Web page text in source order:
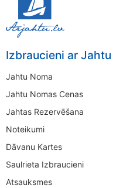
Izbraucieni ar Jahtu
Jahtu Noma
Jahtu Nomas Cenas
Jahtas Rezervēšana
Noteikumi
Dāvanu Kartes
Saulrieta Izbraucieni
Atsauksmes